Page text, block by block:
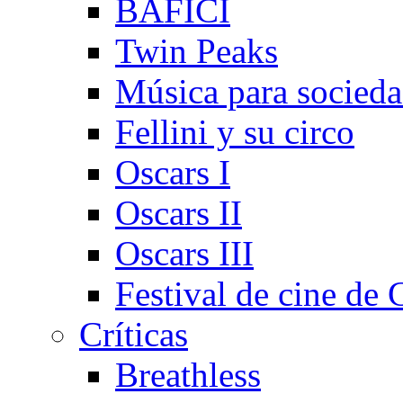
BAFICI
Twin Peaks
Música para
Fellini y su circo
Oscars I
Oscars II
Oscars III
Festival de cine de
Crí­ticas
Breathless